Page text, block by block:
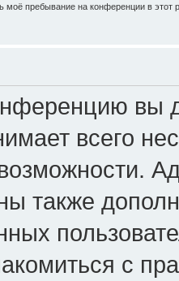
моё пребывание на конференции в этот
вы
всего
также
с